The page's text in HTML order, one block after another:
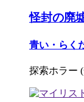
怪封の廃
青い・らく
探索ホラー